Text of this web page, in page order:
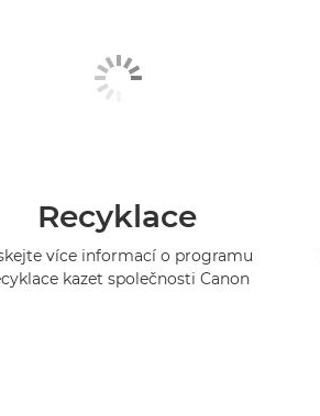
Recyklace
více informací o programu
kazet společnosti Canon